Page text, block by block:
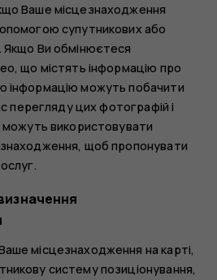
Ваше місцезнаходження
супутникових або
Якщо Ви обмінюєтеся
що містять інформацію про
інформацію можуть побачити
перегляду цих фотографій і
можуть використовувати
щоб пропонувати
місцезнаходження на карті,
систему позиціонування,